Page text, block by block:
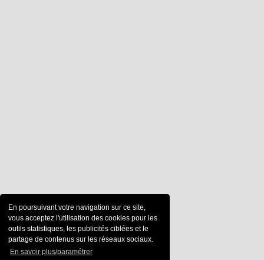
En poursuivant votre navigation sur ce site,
vous acceptez l'utilisation des cookies pour les
outils statistiques, les publicités ciblées et le
partage de contenus sur les réseaux sociaux.
En savoir plus/paramétrer